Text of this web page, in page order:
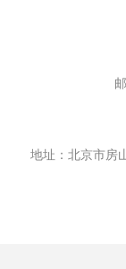
地址：北京市房